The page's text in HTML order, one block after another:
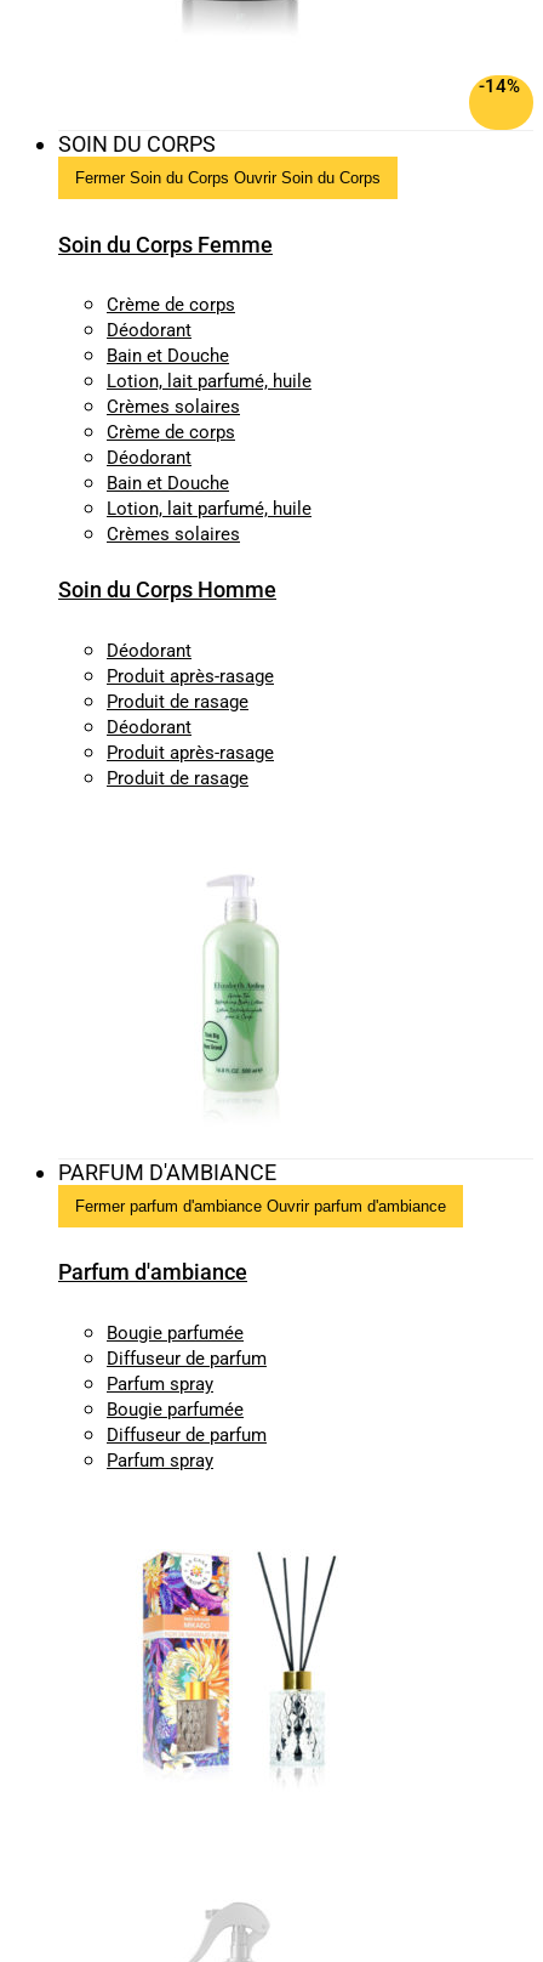
-14%
SOIN DU CORPS
Fermer Soin du Corps Ouvrir Soin du Corps
Soin du Corps Femme
Crème de corps
Déodorant
Bain et Douche
Lotion, lait parfumé, huile
Crèmes solaires
Crème de corps
Déodorant
Bain et Douche
Lotion, lait parfumé, huile
Crèmes solaires
Soin du Corps Homme
Déodorant
Produit après-rasage
Produit de rasage
Déodorant
Produit après-rasage
Produit de rasage
PARFUM D'AMBIANCE
Fermer parfum d'ambiance Ouvrir parfum d'ambiance
Parfum d'ambiance
Bougie parfumée
Diffuseur de parfum
Parfum spray
Bougie parfumée
Diffuseur de parfum
Parfum spray